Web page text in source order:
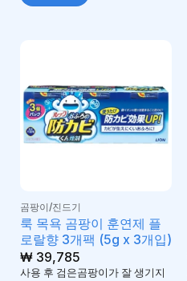
곰팡이/진드기
룩 목욕 곰팡이 훈연제 플
로랄향 3개팩 (5g x 3개입)
₩39,785
사용 후 검은곰팡이가 잘 생기지